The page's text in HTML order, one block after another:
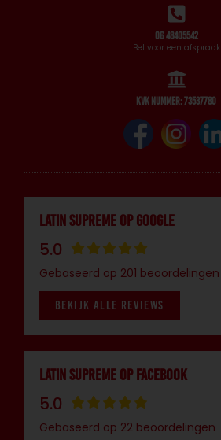
06 48405542
Bel voor een afspraak
KVK nummer: 73537780
Latin Supreme op Google
5.0
Gebaseerd op 201 beoordelingen
BEKIJK ALLE REVIEWS
Latin Supreme op Facebook
5.0
Gebaseerd op 22 beoordelingen